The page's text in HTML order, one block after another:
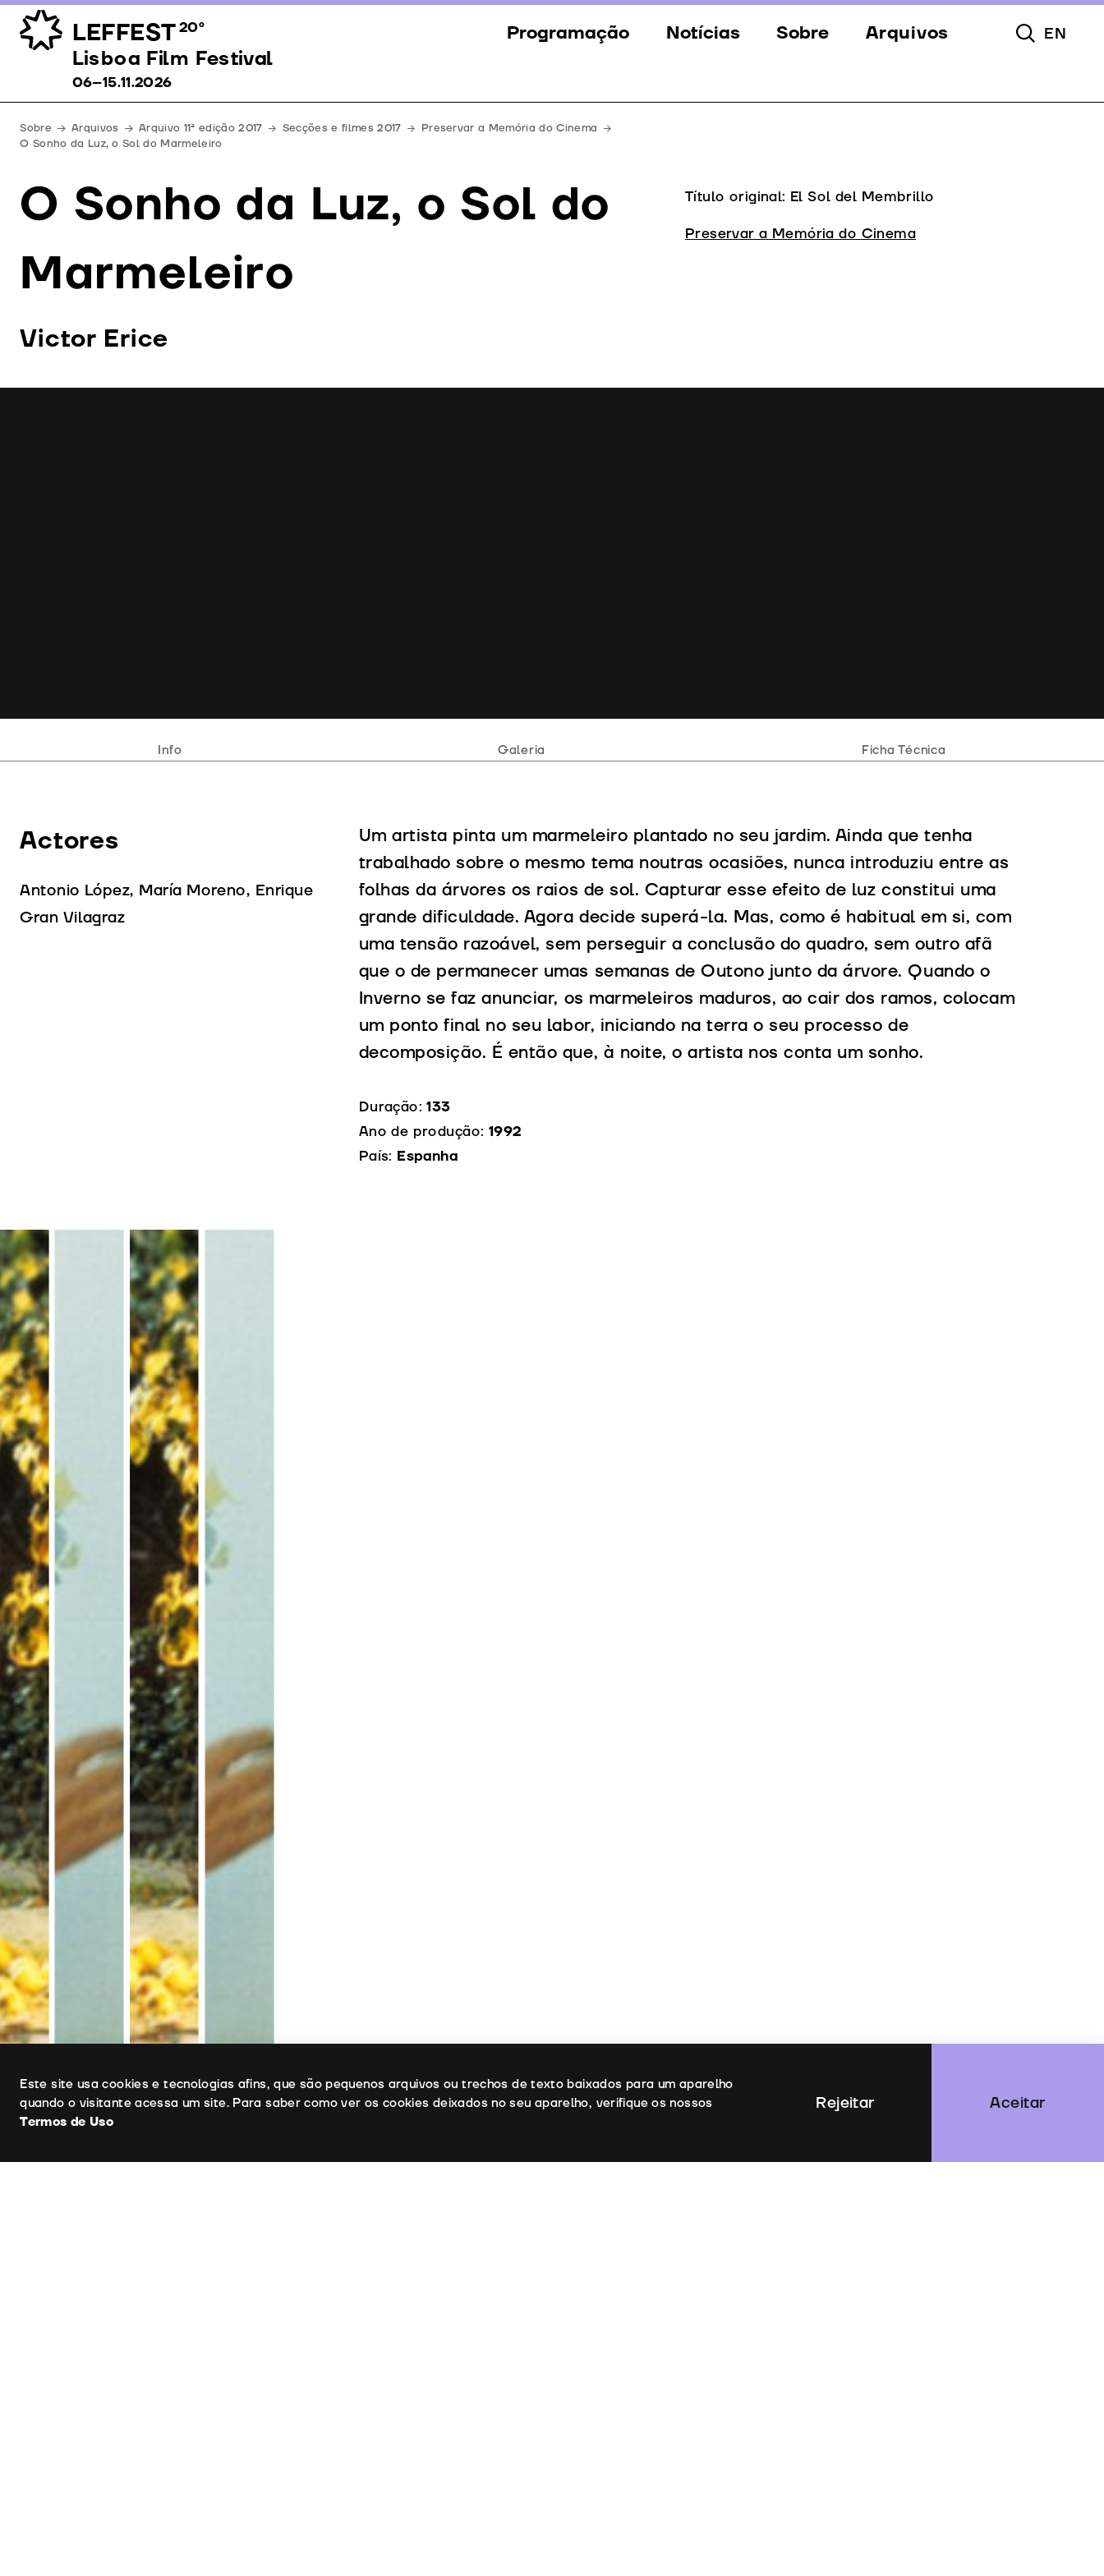
LEFFEST20º
Lisboa Film Festival 06–15.11.2026
Programação
Eventos
Júri
Notícias Sobre
Equipa
Downloads
Arquivos Pesquisar
EN
Lisboa Film Festival
06–15.11.2026
Sobre Arquivos Arquivo 11ª edição 2017 Secções e filmes 2017
Preservar a Memória do Cinema
O Sonho da Luz, o Sol do Marmeleiro
O Sonho da Luz, o Sol do
Marmeleiro
Victor Erice
Título original: El Sol del Membrillo
Preservar a Memória do Cinema
Info Galeria Ficha Técnica
Actores
Antonio López, María Moreno, Enrique
Gran Vilagraz
Um artista pinta um marmeleiro plantado no seu jardim. Ainda que tenha
trabalhado sobre o mesmo tema noutras ocasiões, nunca introduziu entre as
folhas da árvores os raios de sol. Capturar esse efeito de luz constitui uma
grande dificuldade. Agora decide superá-la. Mas, como é habitual em si, com
uma tensão razoável, sem perseguir a conclusão do quadro, sem outro afã
que o de permanecer umas semanas de Outono junto da árvore. Quando o
Inverno se faz anunciar, os marmeleiros maduros, ao cair dos ramos, colocam
um ponto final no seu labor, iniciando na terra o seu processo de
decomposição. É então que, à noite, o artista nos conta um sonho.
Duração:133
Ano de produção: 1992
País: Espanha
Ficha Técnica
Realizador: Victor Erice
Uso de cookies
Este site usa cookies e tecnologias afins, que são pequenos arquivos ou trechos de texto baixados para um aparelho
quando o visitante acessa um site. Para saber como ver os cookies deixados no seu aparelho, verifique os nossos
Termos de Uso
Aceitar
Rejeitar